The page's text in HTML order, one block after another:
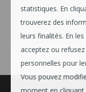
statistiques. En
trouverez des
leurs finalités. En
acceptez ou
personnelles pour
Vous pouvez